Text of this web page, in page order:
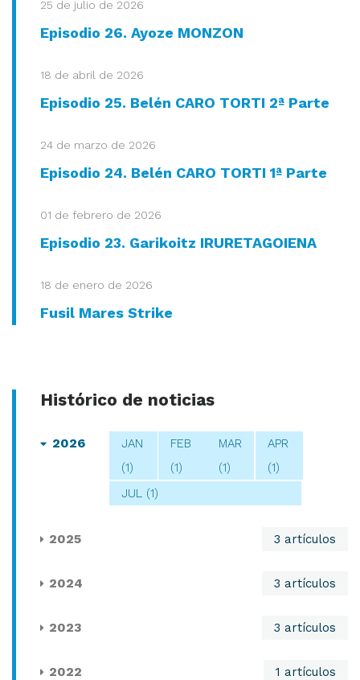
25 de julio de 2026
Episodio 26. Ayoze MONZON
18 de abril de 2026
Episodio 25. Belén CARO TORTI 2ª Parte
24 de marzo de 2026
Episodio 24. Belén CARO TORTI 1ª Parte
01 de febrero de 2026
Episodio 23. Garikoitz IRURETAGOIENA
18 de enero de 2026
Fusil Mares Strike
Histórico de noticias
2026
JAN
(1)
FEB
(1)
MAR
(1)
APR
(1)
JUL (1)
2025 3 artículos
2024 3 artículos
2023 3 artículos
2022 1 artículos